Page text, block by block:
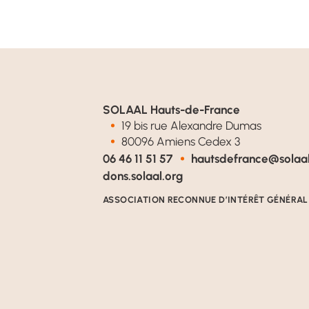
SOLAAL Hauts-de-France
19 bis rue Alexandre Dumas
80096 Amiens Cedex 3
06 46 11 51 57
dons.solaal.org
ASSOCIATION RECONNUE D’INTÉRÊT GÉNÉRAL